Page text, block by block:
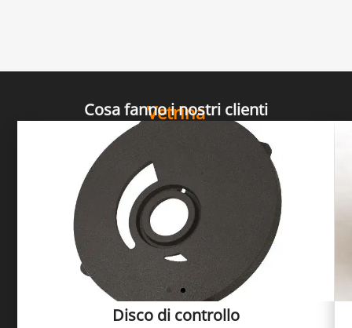
Vetrina
Cosa fanno i nostri clienti
Disco di controllo